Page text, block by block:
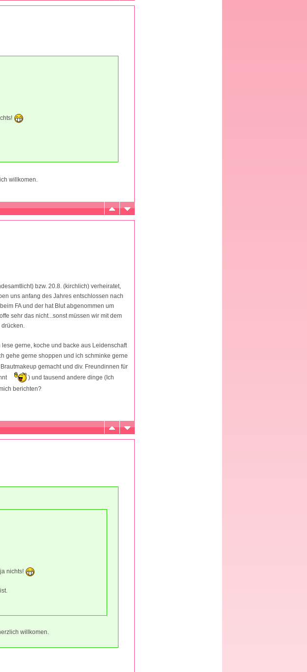
willkomen.
bzw. 20.8. (kirchlich) verheiratet,
uns anfang des Jahres entschlossen nach
FA und der hat Blut abgenommen um
sehr das nicht...sonst müssen wir mit dem
drücken.
gerne, koche und backe aus Leidenschaft
gehe gerne shoppen und ich schminke gerne
gemacht und div. Freundinnen für
) und tausend andere dinge (Ich
berichten?
nichts!
willkomen.